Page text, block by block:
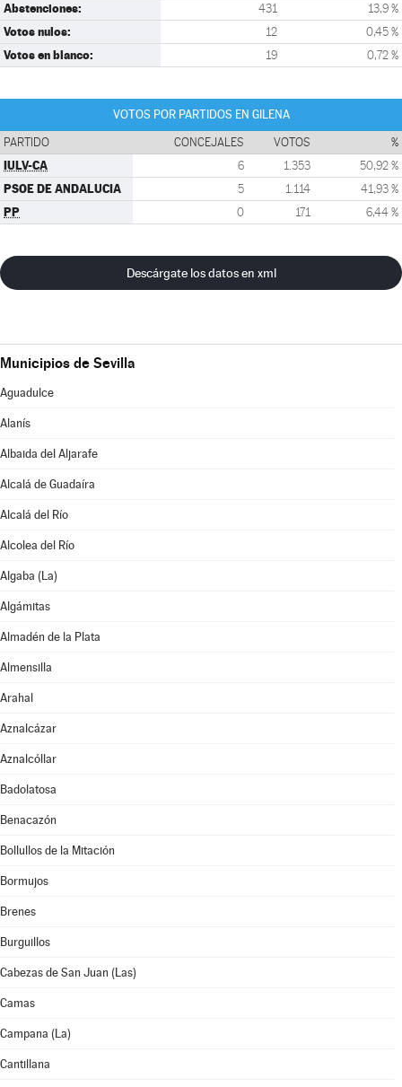
Abstenciones: 431 13,9 %
Votos nulos: 12 0,45 %
Votos en blanco: 19 0,72 %
VOTOS POR PARTIDOS EN GILENA
PARTIDO CONCEJALES VOTOS %
IULV-CA 6 1.353 50,92 %
PSOE DE ANDALUCIA 5 1.114 41,93 %
PP 0 171 6,44 %
Descárgate los datos en xml
Municipios de Sevilla
Aguadulce
Alanís
Albaida del Aljarafe
Alcalá de Guadaíra
Alcalá del Río
Alcolea del Río
Algaba (La)
Algámitas
Almadén de la Plata
Almensilla
Arahal
Aznalcázar
Aznalcóllar
Badolatosa
Benacazón
Bollullos de la Mitación
Bormujos
Brenes
Burguillos
Cabezas de San Juan (Las)
Camas
Campana (La)
Cantillana